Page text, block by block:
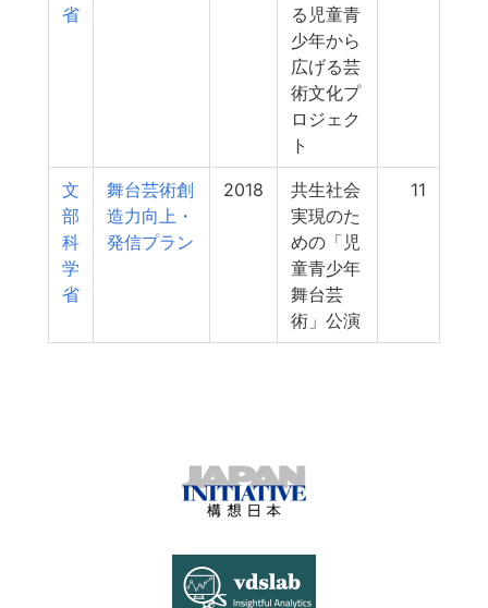
省
る児童青
少年から
広げる芸
術文化プ
ロジェク
ト
文
部
科
学
省
舞台芸術創
造力向上・
発信プラン
2018
共生社会
実現のた
めの「児
童青少年
舞台芸
術」公演
11